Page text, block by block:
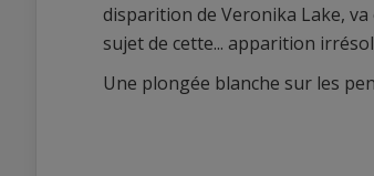
disparition de Veronika Lake,
sujet de cette... apparition
Une plongée blanche sur les